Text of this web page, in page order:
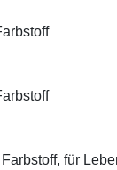
für